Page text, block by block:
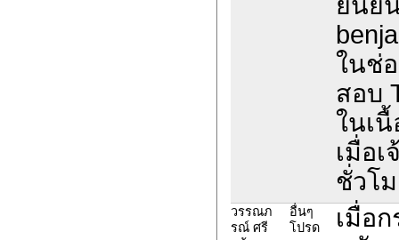
ในช่
สอบ
ในเ
เมื่อ
ชั่วโ
วรรณภ
รณ์ ศรี
อื่นๆ
โปรด
เมื่อ